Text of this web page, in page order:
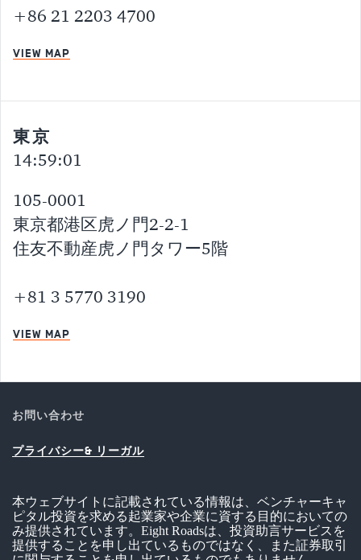
+86 21 2203 4700
VIEW MAP
東京
14:59:01
105-0001
東京都港区虎ノ門2-2-1
住友不動産虎ノ門タワー5階
+81 3 5770 3190
VIEW MAP
お問い合わせ
プライバシー& リーガル
本ウェブサイトに記載されている情報は、ベンチャーキャ
ピタル投資を求める起業家や企業に資する目的においての
み提供されています。Eight Roadsは、投資助言サービスを
提供することを申し出ているものではなく、また証券取引